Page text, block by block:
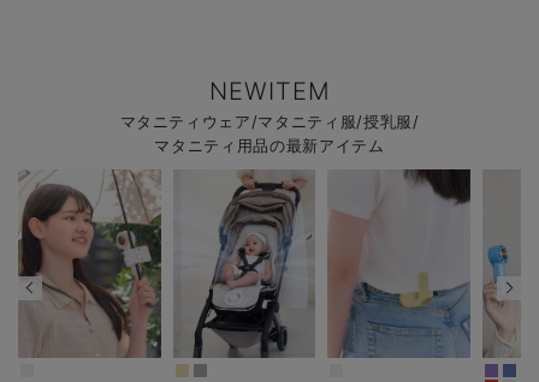
NEWITEM
マタニティウェア/マタニティ服/授乳服/
マタニティ用品の最新アイテム